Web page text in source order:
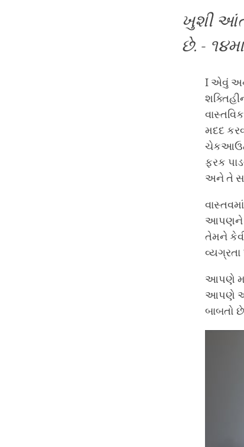
ખુશી
છે. -
I એવું
મદદ
ચેકઆઉટ
ફરક
અને તે
આપણને
તેમને
આપણે
આપણે
બાબતો